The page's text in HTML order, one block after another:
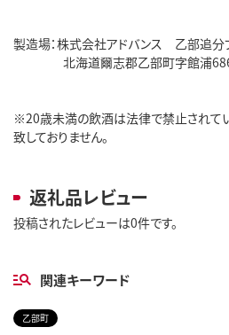
製造場：株式会社アドバンス 乙部追分
北海道爾志郡乙部町字館浦
※20歳未満の飲酒は法律で禁止されて
致しておりません。
返礼品レビュー
投稿されたレビューは0件です。
関連キーワード
乙部町